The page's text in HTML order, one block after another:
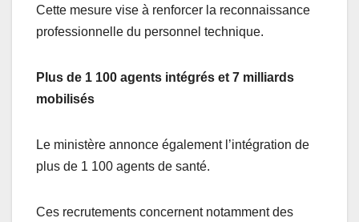
Cette mesure vise à renforcer la reconnaissance
professionnelle du personnel technique.
Plus de 1 100 agents intégrés et 7 milliards
mobilisés
Le ministère annonce également l’intégration de
plus de 1 100 agents de santé.
Ces recrutements concernent notamment des